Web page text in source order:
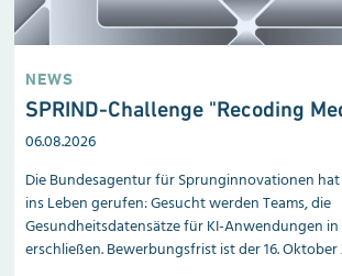
NEWS
SPRIND-Challenge "Recoding
06.08.2026
Die Bundesagentur für Sprunginnovationen
ins Leben gerufen: Gesucht werden Teams, die
Gesundheitsdatensätze für KI-Anwendungen
erschließen. Bewerbungsfrist ist der 16. Oktober